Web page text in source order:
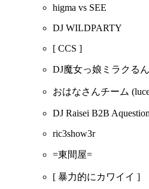
higma vs SEE
DJ WILDPARTY
[ CCS ]
DJ魔女っ娘ミラクるん
おはなさんチーム
DJ Raisei B2B Aquestion
ric3show3r
=東間屋=
[ 暴力的にカワイイ ]